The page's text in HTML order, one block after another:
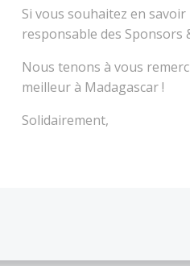
Si vous souhaitez en
responsable des Sponsors
Nous tenons à vous
meilleur à Madagascar !
Solidairement,